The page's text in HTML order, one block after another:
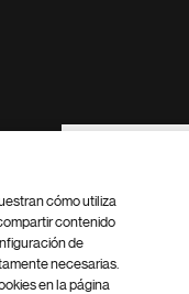
Footer Site
Mapa del sitio
cómo utiliza
contenido
de
necesarias.
en la página